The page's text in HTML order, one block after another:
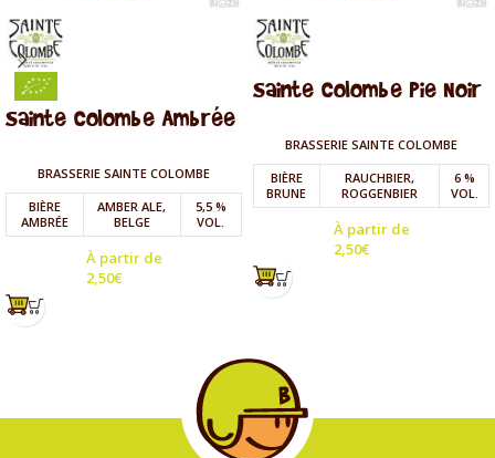
Sainte Colombe Ambrée
BRASSERIE SAINTE COLOMBE
BIÈRE
AMBRÉE
AMBER ALE,
BELGE
5,5 %
VOL.
À partir de
2,50€
Sainte Colombe Pie Noir
BRASSERIE SAINTE COLOMBE
BIÈRE
BRUNE
RAUCHBIER,
ROGGENBIER
6 %
VOL.
À partir de
2,50€